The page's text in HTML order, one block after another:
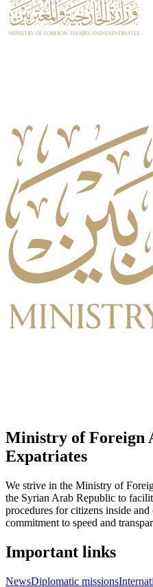
Ministry of Foreign
Expatriates
We strive in the Ministry of
the Syrian Arab Republic to
procedures for citizens inside
commitment to speed and
Important links
NewsDiplomatic missions